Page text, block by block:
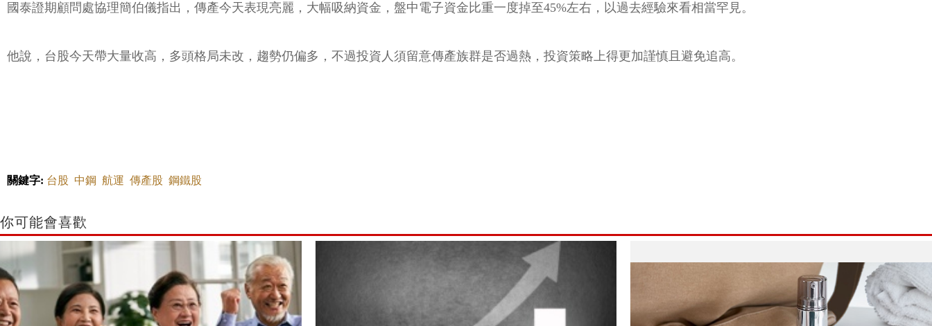
國泰證期顧問處協理簡伯儀指出，傳產今天表現亮麗，大幅吸納資金，盤中電子資金比重一度掉至45%左右，以過去經驗來看相當罕見。
他說，台股今天帶大量收高，多頭格局未改，趨勢仍偏多，不過投資人須留意傳產族群是否過熱，投資策略上得更加謹慎且避免追高。
關鍵字: 台股 中鋼 航運 傳產股 鋼鐵股
你可能會喜歡